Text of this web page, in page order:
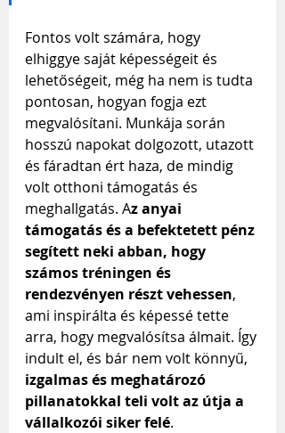
Fontos volt számára, hogy
elhiggye saját képességeit és
lehetőségeit, még ha nem is tudta
pontosan, hogyan fogja ezt
megvalósítani. Munkája során
hosszú napokat dolgozott, utazott
és fáradtan ért haza, de mindig
volt otthoni támogatás és
meghallgatás. Az anyai
támogatás és a befektetett pénz
segített neki abban, hogy
számos tréningen és
rendezvényen részt vehessen,
ami inspirálta és képessé tette
arra, hogy megvalósítsa álmait. Így
indult el, és bár nem volt könnyű,
izgalmas és meghatározó
pillanatokkal teli volt az útja a
vállalkozói siker felé.